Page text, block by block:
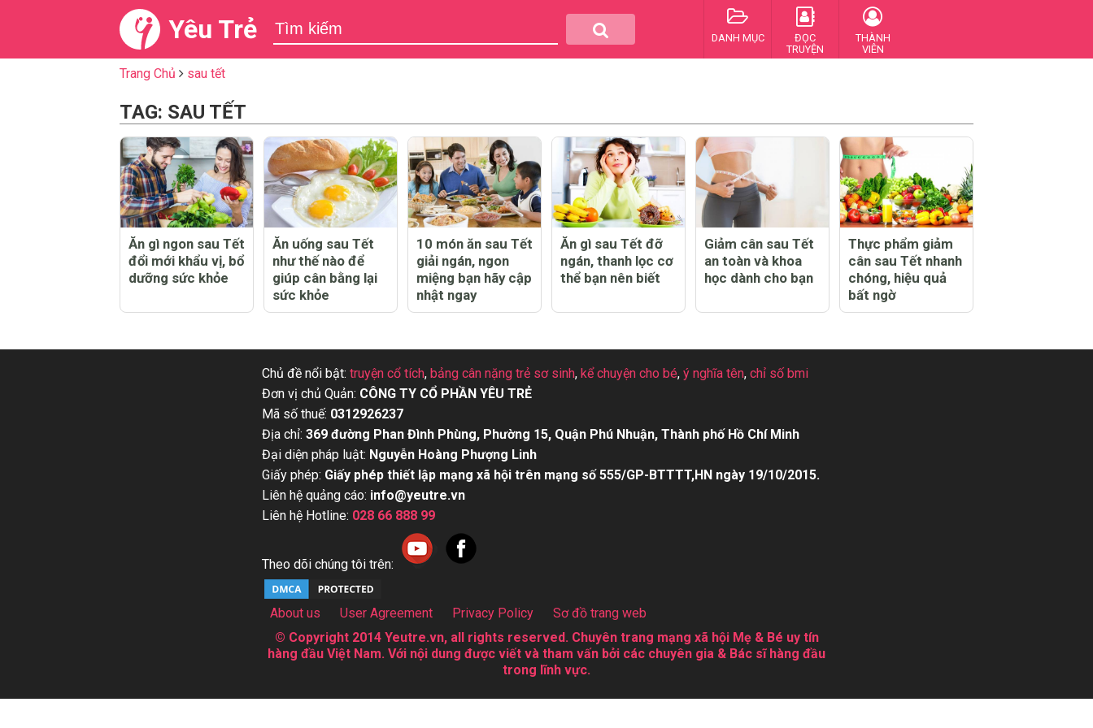
Yêu Trẻ DANH MỤC
ĐỌC
TRUYỆN
THÀNH
VIÊN
Trang Chủ sau tết
TAG: SAU TẾT
Ăn gì ngon sau Tết
đổi mới khẩu vị, bổ
dưỡng sức khỏe
Ăn uống sau Tết
như thế nào để
giúp cân bằng lại
sức khỏe
10 món ăn sau Tết
giải ngán, ngon
miệng bạn hãy cập
nhật ngay
Ăn gì sau Tết đỡ
ngán, thanh lọc cơ
thể bạn nên biết
Giảm cân sau Tết
an toàn và khoa
học dành cho bạn
Thực phẩm giảm
cân sau Tết nhanh
chóng, hiệu quả
bất ngờ
Chủ đề nổi bật: truyện cổ tích, bảng cân nặng trẻ sơ sinh, kể chuyện cho bé, ý nghĩa tên, chỉ số bmi
Đơn vị chủ Quản: CÔNG TY CỔ PHẦN YÊU TRẺ
Mã số thuế: 0312926237
Địa chỉ: 369 đường Phan Đình Phùng, Phường 15, Quận Phú Nhuận, Thành phố Hồ Chí Minh
Đại diện pháp luật: Nguyễn Hoàng Phượng Linh
Giấy phép: Giấy phép thiết lập mạng xã hội trên mạng số 555/GP-BTTTT,HN ngày 19/10/2015.
Liên hệ quảng cáo: info@yeutre.vn
Liên hệ Hotline: 028 66 888 99
Theo dõi chúng tôi trên:
About us User Agreement Privacy Policy
Sơ đồ trang web
© Copyright 2014 Yeutre.vn, all rights reserved. Chuyên trang mạng xã hội Mẹ & Bé uy tín
hàng đầu Việt Nam. Với nội dung được viết và tham vấn bởi các chuyên gia & Bác sĩ hàng đầu
trong lĩnh vực.